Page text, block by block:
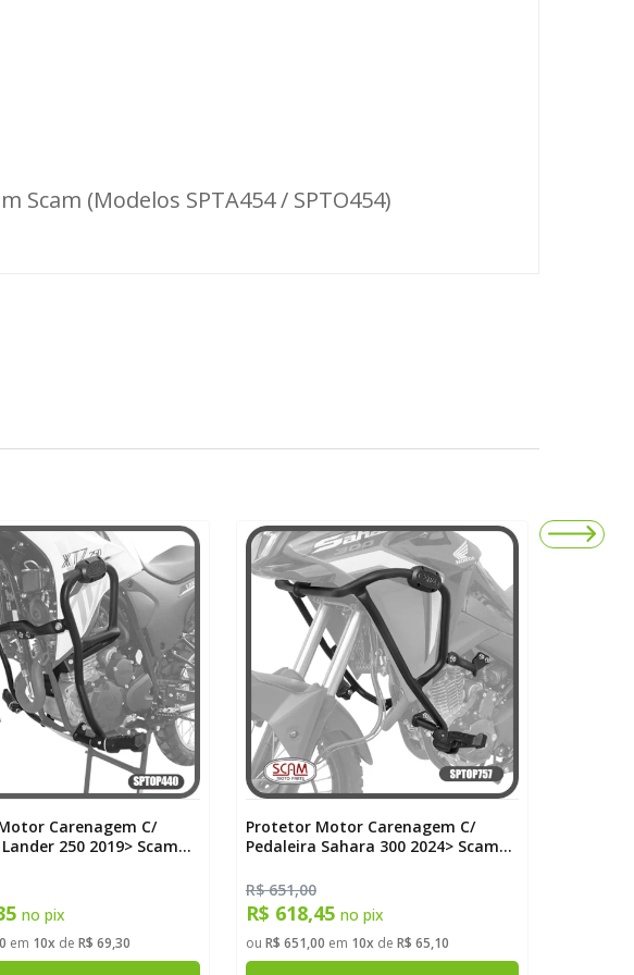
(Modelos SPTA454 / SPTO454)
Carenagem C/
250 2019> Scam
no pix
em 10xde R$ 69,30
Protetor Motor Carenagem C/
Pedaleira Sahara 300 2024> Scam
R$ 651,00
R$ 618,45 no pix
ou R$ 651,00 em 10xde R$ 65,10